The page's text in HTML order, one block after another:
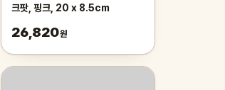
크팟, 핑크, 20 x 8.5cm
26,820원